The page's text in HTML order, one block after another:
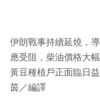
伊朗戰事持續延燒，
應受阻，柴油價格大
黃豆種植戶正面臨日
茵／編譯